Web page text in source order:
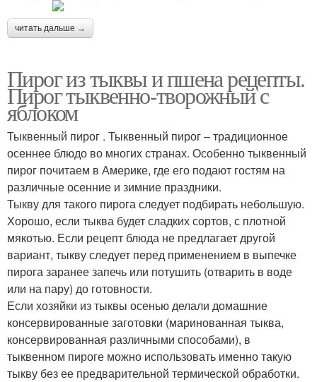
читать дальше →
Пирог из тыквы и пшена рецепты.
Пирог тыквенно-творожный с
яблоком
Тыквенный пирог . Тыквенный пирог – традиционное
осеннее блюдо во многих странах. Особенно тыквенный
пирог почитаем в Америке, где его подают гостям на
различные осенние и зимние праздники.
Тыкву для такого пирога следует подбирать небольшую.
Хорошо, если тыква будет сладких сортов, с плотной
мякотью. Если рецепт блюда не предлагает другой
вариант, тыкву следует перед применением в выпечке
пирога заранее запечь или потушить (отварить в воде
или на пару) до готовности.
Если хозяйки из тыквы осенью делали домашние
консервированные заготовки (маринованная тыква,
консервированная различными способами), в
тыквенном пироге можно использовать именно такую
тыкву без ее предварительной термической обработки.